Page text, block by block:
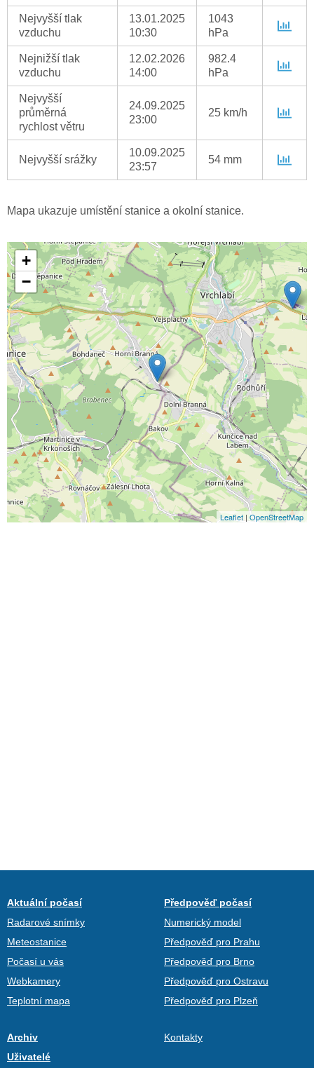
Nejvyšší tlak
vzduchu
13.01.2025
10:30
1043
hPa
Nejnižší tlak
vzduchu
12.02.2026
14:00
982.4
hPa
Nejvyšší
průměrná
rychlost větru
24.09.2025
23:00
25 km/h
Nejvyšší srážky
10.09.2025
23:57
54 mm
Mapa ukazuje umístění stanice a okolní stanice.
+
−
Leaflet | OpenStreetMap
Aktuální počasí
Radarové snímky
Meteostanice
Počasí u vás
Webkamery
Teplotní mapa
Předpověď počasí
Numerický model
Předpověď pro Prahu
Předpověď pro Brno
Předpověď pro Ostravu
Předpověď pro Plzeň
Archiv
Uživatelé
Kontakty